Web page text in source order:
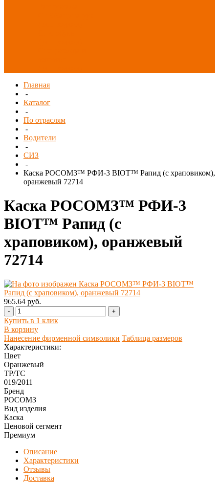
Главная
-
Каталог
-
По отраслям
-
Водители
-
СИЗ
-
Каска РОСОМЗ™ РФИ-3 BIOT™ Рапид (с храповиком),
оранжевый 72714
Каска РОСОМЗ™ РФИ-3
BIOT™ Рапид (с
храповиком), оранжевый
72714
965.64 руб.
- +
Купить в 1 клик
В корзину
Нанесение фирменной символики Таблица размеров
Характеристики:
Цвет
Оранжевый
ТР/ТС
019/2011
Бренд
РОСОМЗ
Вид изделия
Каска
Ценовой сегмент
Премиум
Описание
Характеристики
Отзывы
Доставка